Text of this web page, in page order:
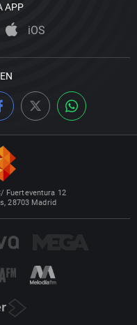
APP
iOS
Fuerteventura 12
28703 Madrid